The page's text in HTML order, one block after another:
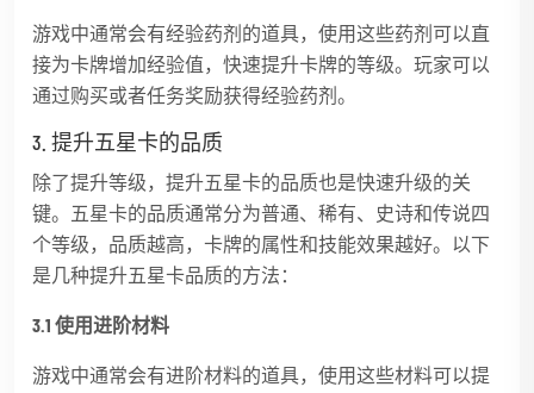
游戏中通常会有经验药剂的道具，使用这些药剂可以直
接为卡牌增加经验值，快速提升卡牌的等级。玩家可以
通过购买或者任务奖励获得经验药剂。
3. 提升五星卡的品质
除了提升等级，提升五星卡的品质也是快速升级的关
键。五星卡的品质通常分为普通、稀有、史诗和传说四
个等级，品质越高，卡牌的属性和技能效果越好。以下
是几种提升五星卡品质的方法：
3.1 使用进阶材料
游戏中通常会有进阶材料的道具，使用这些材料可以提